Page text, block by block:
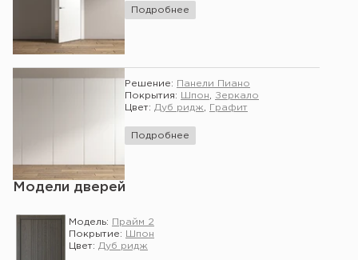
Подробнее
Решение:
Панели Пиано
Покрытия:
Шпон
Зеркало
Цвет: Дуб ридж Графит
Подробнее
Модели дверей
Модель:
Прайм 2
Покрытие:
Шпон
Цвет: Дуб ридж